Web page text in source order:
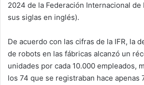
2024 de la Federación Internacional de
sus siglas en inglés).
De acuerdo con las cifras de la IFR, la
de robots en las fábricas alcanzó un
unidades por cada 10.000 empleados,
los 74 que se registraban hace apenas